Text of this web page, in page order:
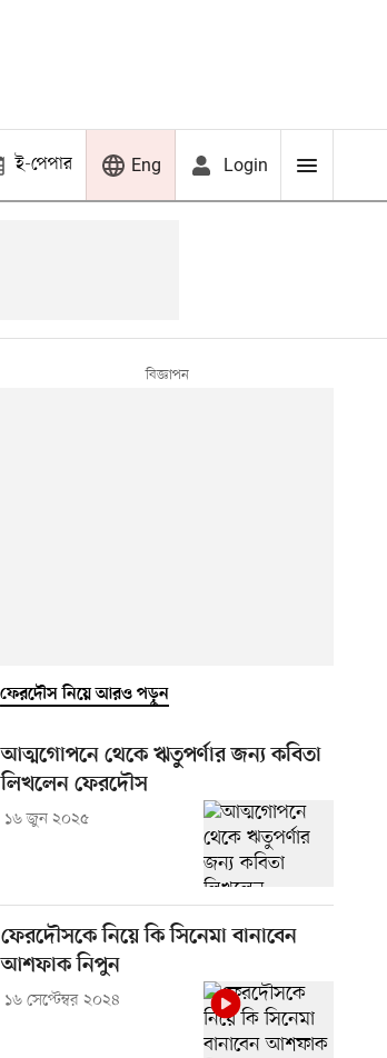
ই-পেপার Eng Login
ফেরদৌস নিয়ে আরও পড়ুন
আত্মগোপনে থেকে ঋতুপর্ণার জন্য কবিতা
লিখলেন ফেরদৌস
১৬ জুন ২০২৫
ফেরদৌসকে নিয়ে কি সিনেমা বানাবেন
আশফাক নিপুন
১৬ সেপ্টেম্বর ২০২৪